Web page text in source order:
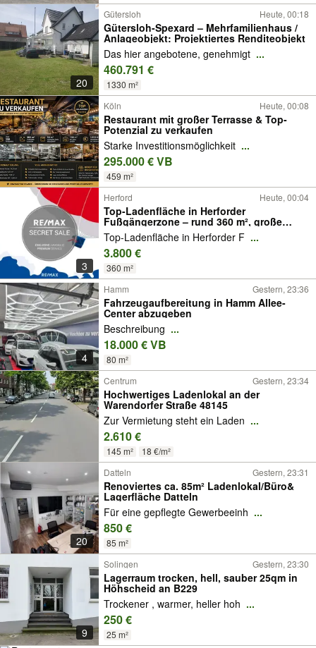
20
Gütersloh Heute, 00:18
Gütersloh-Spexard – Mehrfamilienhaus /
Anlageobjekt: Projektiertes Renditeobjekt
Das hier angebotene, genehmigt ...
460.791 €
1330 m²
Köln
Heute, 00:08
Restaurant mit großer Terrasse & Top-
Potenzial zu verkaufen
Starke Investitionsmöglichkeit ...
295.000 € VB
459 m²
3
Herford Heute, 00:04
Top-Ladenfläche in Herforder
Fußgängerzone – rund 360 m², große
Fensterfront!
Top-Ladenfläche in Herforder F ...
3.800 €
360 m²
4
Hamm Gestern, 23:36
Fahrzeugaufbereitung in Hamm Allee-
Center abzugeben
Beschreibung ...
18.000 € VB
80 m²
Centrum
Gestern, 23:34
Hochwertiges Ladenlokal an der
Warendorfer Straße 48145
Zur Vermietung steht ein Laden ...
2.610 €
145 m² 18 €/m²
20
Datteln Gestern, 23:31
Renoviertes ca. 85m² Ladenlokal/Büro&
Lagerfläche Datteln
Für eine gepflegte Gewerbeeinh ...
850 €
85 m²
9
Solingen Gestern, 23:30
Lagerraum trocken, hell, sauber 25qm in
Höhscheid an B229
Trockener , warmer, heller hoh ...
250 €
25 m²